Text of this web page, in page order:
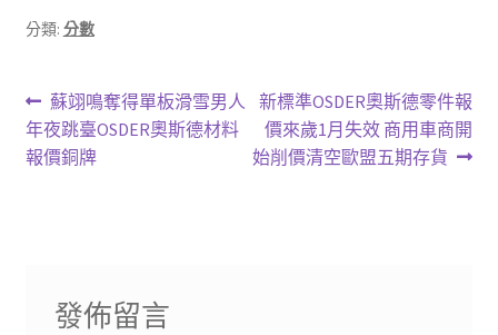
分類: 分數
文
章
上
一
篇
蘇翊鳴奪得單板滑雪男人
年夜跳臺OSDER奧斯德材料
報價銅牌
下
一
篇
新標準OSDER奧斯德零件報
價來歲1月失效 商用車商開
始削價清空歐盟五期存貨
發佈留言